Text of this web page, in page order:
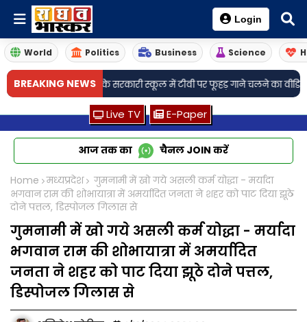
Login
World Politics Business Science
BREAKING NEWS
• छतरपुर के सरकारी स्कूल में टीवी पर फूहड़ गाने चलने का वीडियो वायरल,
Live TV E-Paper
आज तक का चैनल JOIN करें
Home मध्यप्रदेश
गुमनामी में खो गये असली कर्म योद्धा - मर्यादा
भगवान राम की शोभायात्रा में अमर्यादित जनता ने शहर को पाट दिया झूठे
दोने पत्तल, डिस्पोजल गिलास से
गुमनामी में खो गये असली कर्म योद्धा - मर्यादा
भगवान राम की शोभायात्रा में अमर्यादित
जनता ने शहर को पाट दिया झूठे दोने पत्तल,
डिस्पोजल गिलास से